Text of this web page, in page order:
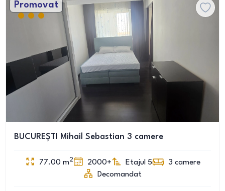
Promovat
BUCUREȘTI Mihail Sebastian 3 camere
77.00 m2 2000+ Etajul 5 3 camere
Decomandat